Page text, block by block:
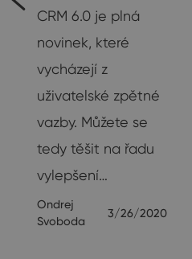
CRM 6.0 je plná
novinek, které
vycházejí z
uživatelské zpětné
vazby. Můžete se
tedy těšit na řadu
vylepšení…
Ondrej
Svoboda
3/26/2020